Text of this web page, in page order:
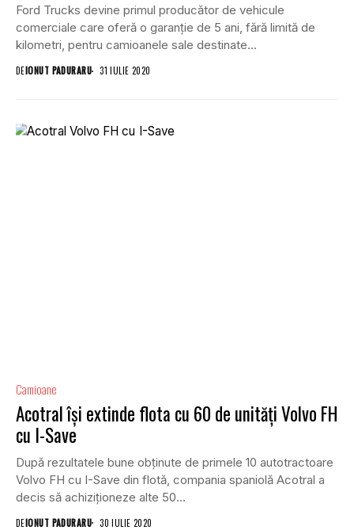
Ford Trucks devine primul producător de vehicule
comerciale care oferă o garanție de 5 ani, fără limită de
kilometri, pentru camioanele sale destinate...
DEIONUT PADURARU 31 IULIE 2020
Camioane
Acotral își extinde flota cu 60 de unități Volvo FH
cu I-Save
După rezultatele bune obținute de primele 10 autotractoare
Volvo FH cu I-Save din flotă, compania spaniolă Acotral a
decis să achiziționeze alte 50...
DEIONUT PADURARU 30 IULIE 2020